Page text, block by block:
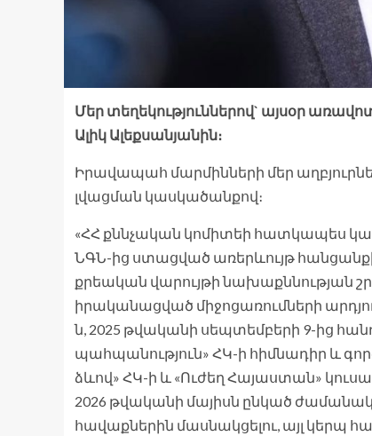
Մեր տեղեկություններով` այսօր
Ալիկ Ալեքսանյանին։
Իրավապահ մարմինների մեր
լվացման կասկածանքով։
«ՀՀ քննչական կոմիտեի հատկապես
ՆԳՆ-ից ստացված առերևույթ
քրեական վարույթի նախաքննության
իրականացված միջոցառումների
ն, 2025 թվականի սեպտեմբերի 9-ից
պահպանություն» ՀԿ-ի հիմնադիր և
ձևով» ՀԿ-ի և «Ուժեղ Հայաստան»
2026 թվականի մայիսն ընկած
հավաքներին մասնակցելու, այլ կերպ